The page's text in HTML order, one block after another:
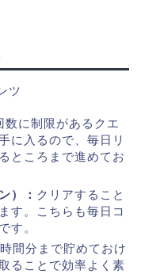
数に制限があるクエ
に入るので、毎日リ
ところまで進めてお
）： クリアすること
す。こちらも毎日コ
す。
間分まで貯めておけ
ることで効率よく素